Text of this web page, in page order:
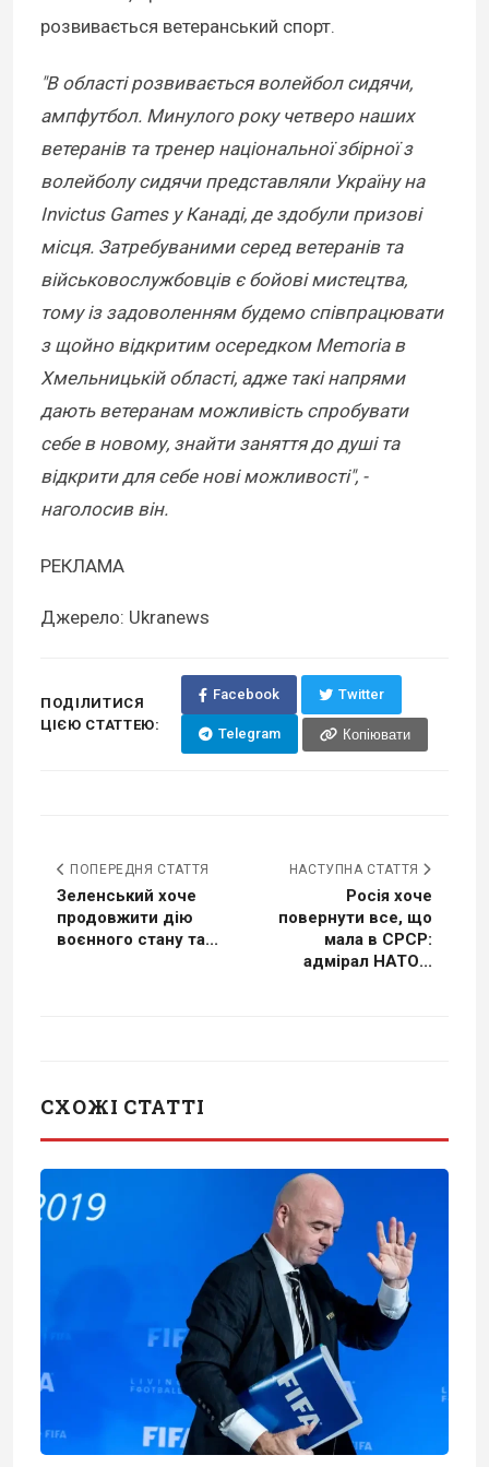
розвивається ветеранський спорт.
"В області розвивається волейбол сидячи,
ампфутбол. Минулого року четверо наших
ветеранів та тренер національної збірної з
волейболу сидячи представляли Україну на
Invictus Games у Канаді, де здобули призові
місця. Затребуваними серед ветеранів та
військовослужбовців є бойові мистецтва,
тому із задоволенням будемо співпрацювати
з щойно відкритим осередком Memoria в
Хмельницькій області, адже такі напрями
дають ветеранам можливість спробувати
себе в новому, знайти заняття до душі та
відкрити для себе нові можливості", -
наголосив він.
РЕКЛАМА
Джерело: Ukranews
ПОДІЛИТИСЯ
ЦІЄЮ СТАТТЕЮ:
Facebook Twitter
Telegram Копіювати
ПОПЕРЕДНЯ СТАТТЯ
Зеленський хоче
продовжити дію
воєнного стану та...
НАСТУПНА СТАТТЯ
Росія хоче
повернути все, що
мала в СРСР:
адмірал НАТО...
СХОЖІ СТАТТІ